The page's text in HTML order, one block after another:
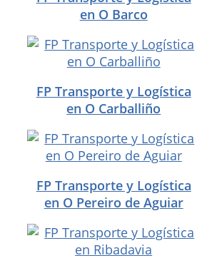
en O Barco
FP Transporte y Logística
en O Carballiño
FP Transporte y Logística
en O Pereiro de Aguiar